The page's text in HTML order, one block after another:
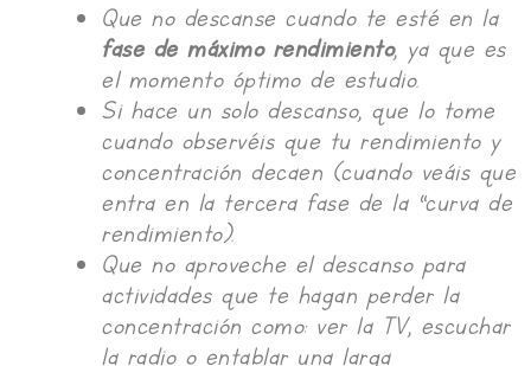
Que no descanse cuando te esté en la
fase de máximo rendimiento, ya que es
el momento óptimo de estudio.
Si hace un solo descanso, que lo tome
cuando observéis que tu rendimiento y
concentración decaen (cuando veáis que
entra en la tercera fase de la “curva de
rendimiento).
Que no aproveche el descanso para
actividades que te hagan perder la
concentración como: ver la TV, escuchar
la radio o entablar una larga